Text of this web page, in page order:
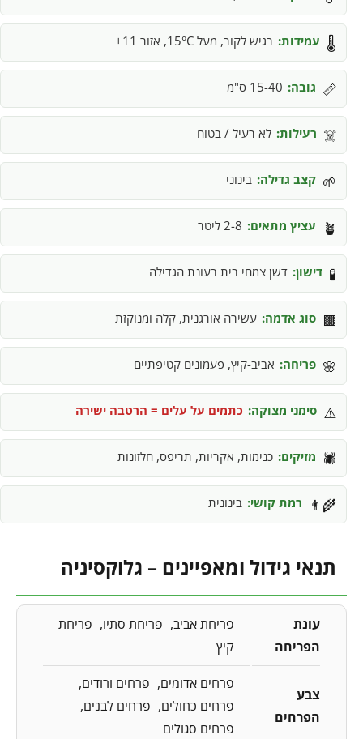
🌡️ עמידות: רגיש לקור, מעל 15°C, אזור 11+
📏 גובה: 15-40 ס"מ
☠️ רעילות: לא רעיל / בטוח
🌱 קצב גדילה: בינוני
🪴 עציץ מתאים: 2-8 ליטר
🧪 דישון: דשן צמחי בית בעונת הגדילה
🟫 סוג אדמה: עשירה אורגנית, קלה ומנוקזת
🌸 פריחה: אביב-קיץ, פעמונים קטיפתיים
⚠️ סימני מצוקה: כתמים על עלים = הרטבה ישירה
🕷️ מזיקים: כנימות, אקריות, תריפס, חלזונות
👨‍🌾 רמת קושי: בינונית
תנאי גידול ומאפיינים – גלוקסיניה
עונת
הפריחה
פריחת אביב פריחת סתיו
פריחת
קיץ
צבע
הפרחים
פרחים אדומים
פרחים ורודים
פרחים כחולים
פרחים לבנים
פרחים סגולים